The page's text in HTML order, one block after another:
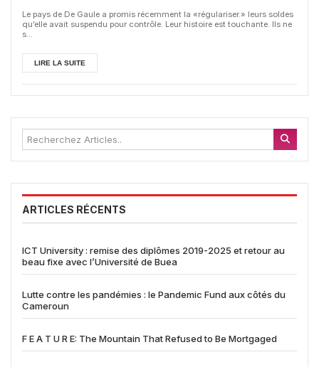
Le pays de De Gaule a promis récemment la «régulariser.» leurs soldes
qu’elle avait suspendu pour contrôle. Leur histoire est touchante. Ils ne
s...
LIRE LA SUITE
ARTICLES RÉCENTS
ICT University : remise des diplômes 2019-2025 et retour au
beau fixe avec l’Université de Buea
Lutte contre les pandémies : le Pandemic Fund aux côtés du
Cameroun
F E A T U R E: The Mountain That Refused to Be Mortgaged